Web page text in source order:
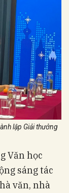
lập Giải thưởng
Văn học
sáng tác
văn, nhà